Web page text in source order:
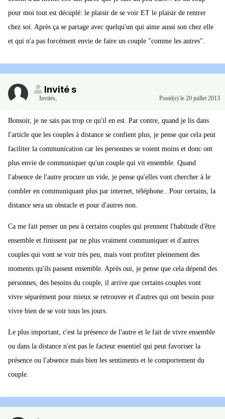
pour moi tout est décuplé: le plaisir de se voir ET le plaisir de rentrer
chez soi. Après ça se partage avec quelqu'un qui aime aussi son chez elle
et qui n'a pas forcément envie de faire un couple "comme les autres".
Invité s
Invités Posté(e) le 20 juillet 2013
Bonsoir, je ne sais pas trop ce qu'il en est. Par contre, quand je lis dans
l'article que les couples à distance se confient plus, je pense que cela peut
faciliter la communication car les personnes se voient moins et donc ont
plus envie de communiquer qu'un couple qui vit ensemble. Quand
l'absence de l'autre procure un vide, je pense qu'elles vont chercher à le
combler en communiquant plus par internet, téléphone...Pour certains, la
distance sera un obstacle et pour d'autres non.
Ca me fait penser un peu à certains couples qui prennent l'habitude d'être
ensemble et finissent par ne plus vraiment communiquer et d'autres
couples qui vont se voir très peu, mais vont profiter pleinement des
moments qu'ils passent ensemble. Après oui, je pense que cela dépend des
personnes, des besoins du couple, il arrive que certains couples vont
vivre séparément pour mieux se retrouver et d'autres qui ont besoin pour
vivre bien de se voir tous les jours.
Le plus important, c'est la présence de l'autre et le fait de vivre ensemble
ou dans la distance n'est pas le facteur essentiel qui peut favoriser la
présence ou l'absence mais bien les sentiments et le comportement du
couple.